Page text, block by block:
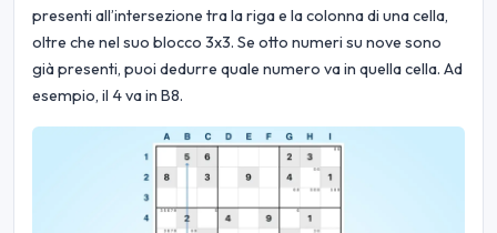
presenti all’intersezione tra la riga e la colonna di una cella,
oltre che nel suo blocco 3x3. Se otto numeri su nove sono
già presenti, puoi dedurre quale numero va in quella cella. Ad
esempio, il 4 va in B8.